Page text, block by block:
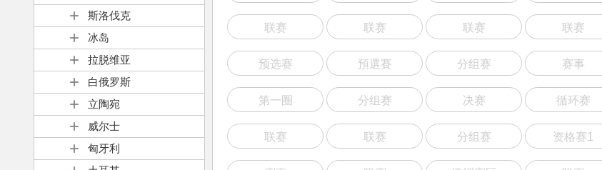
斯洛伐克
冰岛
拉脱维亚
白俄罗斯
立陶宛
威尔士
匈牙利
联赛 联赛 联赛 联赛
预选赛 預選賽 分组赛 赛事
第一圈 分组赛 决赛 循环赛
联赛 联赛 分组赛 资格赛1